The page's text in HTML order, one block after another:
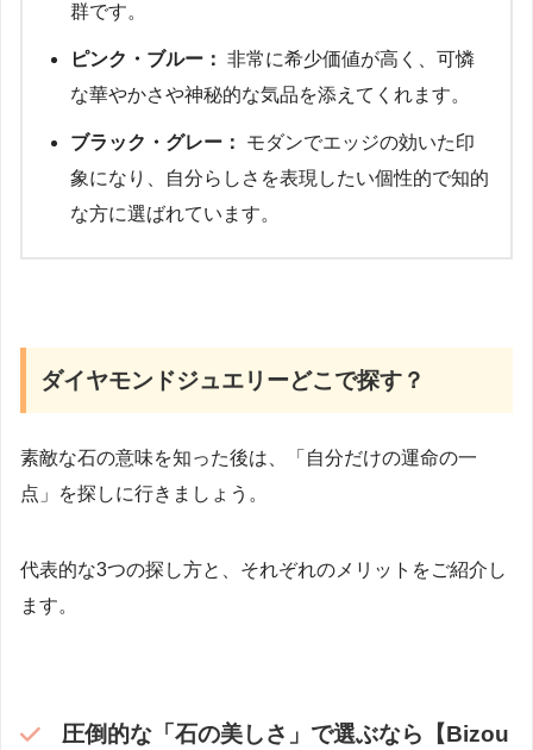
群です。
ピンク・ブルー： 非常に希少価値が高く、可憐
な華やかさや神秘的な気品を添えてくれます。
ブラック・グレー：
モダンでエッジの効いた印
象になり、自分らしさを表現したい個性的で知的
な方に選ばれています。
ダイヤモンドジュエリーどこで探す？
素敵な石の意味を知った後は、「自分だけの運命の一
点」を探しに行きましょう。
代表的な3つの探し方と、それぞれのメリットをご紹介し
ます。
圧倒的な「石の美しさ」で選ぶなら【Bizou